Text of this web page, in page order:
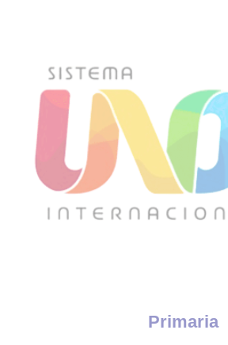
Primaria